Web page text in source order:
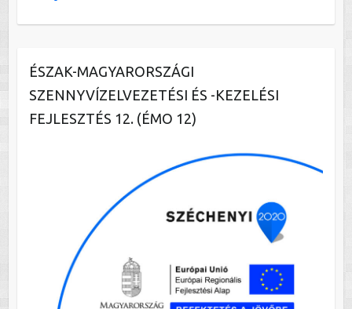
ÉSZAK-MAGYARORSZÁGI
SZENNYVÍZELVEZETÉSI ÉS -KEZELÉSI
FEJLESZTÉS 12. (ÉMO 12)